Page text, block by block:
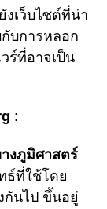
เว็บไซต์ที่น่า
บการหลอก
ร์ที่อาจเป็น
:
งภูมิศาสตร์
ธ์ที่ใช้โดย
กันไป ขึ้นอยู่